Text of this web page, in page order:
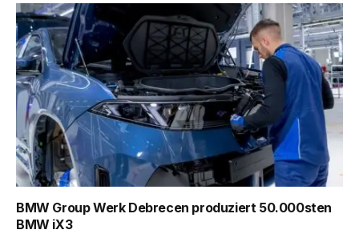
BMW Group Werk Debrecen produziert 50.000sten
BMW iX3